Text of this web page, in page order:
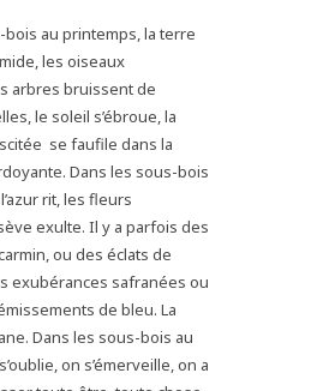
bois au printemps, la terre
les oiseaux
arbres bruissent de
le soleil s’ébroue, la
se faufile dans la
Dans les sous-bois
rit, les fleurs
exulte. Il y a parfois des
ou des éclats de
exubérances safranées ou
de bleu. La
Dans les sous-bois au
on s’émerveille, on a